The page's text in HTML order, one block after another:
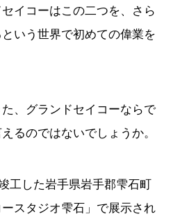
イコーはこの二つを、さら
いう世界で初めての偉業を
、グランドセイコーならで
るのではないでしょうか。
工した岩手県岩手郡雫石町
スタジオ雫石」で展示され